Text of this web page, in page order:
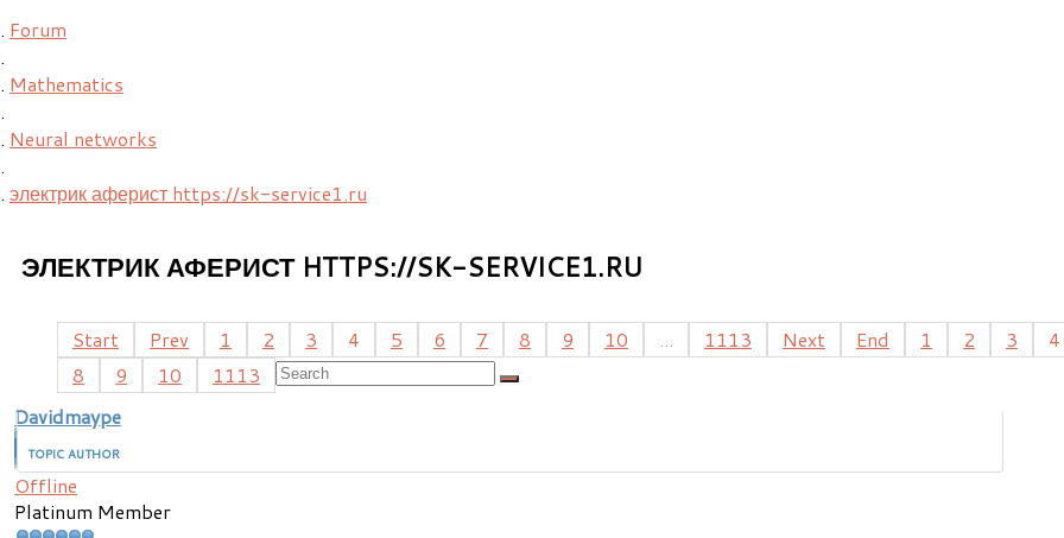
Forum
Mathematics
Neural networks
электрик аферист https://sk-service1.ru
ЭЛЕКТРИК АФЕРИСТ HTTPS://SK-SERVICE1.RU
Start Prev 1 2 3 4 5 6 7 8 9 10 ... 1113 Next End 1 2 3 4
8
9 10
1113
Davidmaype
TOPIC AUTHOR
Offline
Platinum Member